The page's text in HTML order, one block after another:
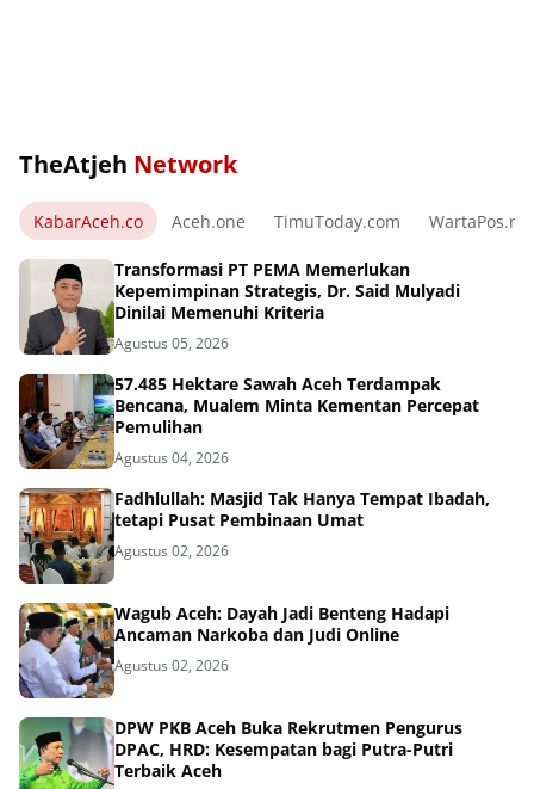
TheAtjeh Network
KabarAceh.co Aceh.one TimuToday.com WartaPos.net
Transformasi PT PEMA Memerlukan
Kepemimpinan Strategis, Dr. Said Mulyadi
Dinilai Memenuhi Kriteria
Agustus 05, 2026
57.485 Hektare Sawah Aceh Terdampak
Bencana, Mualem Minta Kementan Percepat
Pemulihan
Agustus 04, 2026
Fadhlullah: Masjid Tak Hanya Tempat Ibadah,
tetapi Pusat Pembinaan Umat
Agustus 02, 2026
Wagub Aceh: Dayah Jadi Benteng Hadapi
Ancaman Narkoba dan Judi Online
Agustus 02, 2026
DPW PKB Aceh Buka Rekrutmen Pengurus
DPAC, HRD: Kesempatan bagi Putra-Putri
Terbaik Aceh